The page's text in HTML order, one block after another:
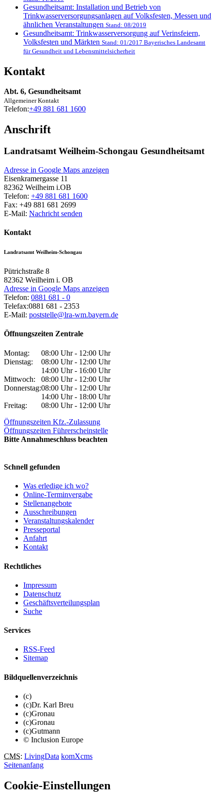
Gesundheitsamt: Installation und Betrieb von
Trinkwasserversorgungsanlagen auf Volksfesten, Messen und
ähnlichen Veranstaltungen Stand: 08/2019
Gesundheitsamt: Trinkwasserversorgung auf Verinsfeiern,
Volksfesten und Märkten Stand: 01/2017 Bayerisches Landesamt
für Gesundheit und Lebensmittelsicherheit
Kontakt
Abt. 6, Gesundheitsamt
Allgemeiner Kontakt
Telefon:+49 881 681 1600
Anschrift
Landratsamt Weilheim-Schongau Gesundheitsamt
Adresse in Google Maps anzeigen
Eisenkramergasse 11
82362 Weilheim i.OB
Telefon: +49 881 681 1600
Fax: +49 881 681 2699
E-Mail: Nachricht senden
Kontakt
Landratsamt Weilheim-Schongau
Pütrichstraße 8
82362 Weilheim i. OB
Adresse in Google Maps anzeigen
Telefon: 0881 681 - 0
Telefax:0881 681 - 2353
E-Mail: poststelle@lra-wm.bayern.de
Öffnungszeiten Zentrale
Montag:
08:00 Uhr - 12:00 Uhr
Dienstag:
08:00 Uhr - 12:00 Uhr
14:00 Uhr - 16:00 Uhr
Mittwoch:
08:00 Uhr - 12:00 Uhr
Donnerstag:08:00 Uhr - 12:00 Uhr
14:00 Uhr - 18:00 Uhr
Freitag:
08:00 Uhr - 12:00 Uhr
Öffnungszeiten Kfz.-Zulassung
Öffnungszeiten Führerscheinstelle
Bitte Annahmeschluss beachten
Schnell gefunden
Was erledige ich wo?
Online-Terminvergabe
Stellenangebote
Ausschreibungen
Veranstaltungskalender
Presseportal
Anfahrt
Kontakt
Rechtliches
Impressum
Datenschutz
Geschäftsverteilungsplan
Suche
Services
RSS-Feed
Sitemap
Bildquellenverzeichnis
(c)
(c)Dr. Karl Breu
(c)Gronau
(c)Gronau
(c)Gutmann
© Inclusion Europe
CMS: LivingData komXcms
Seitenanfang
Cookie-Einstellungen